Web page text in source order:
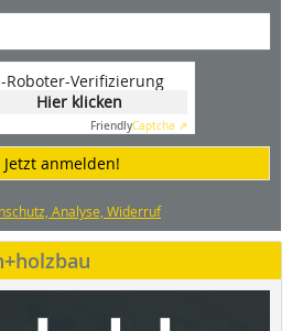
Roboter-Verifizierung
Hier klicken
FriendlyCaptcha ⇗
Jetzt anmelden!
Analyse, Widerruf